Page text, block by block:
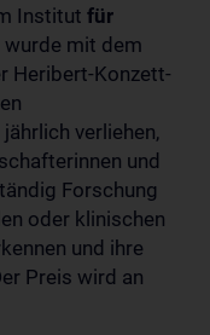
Institut für
wurde mit dem
Heribert-Konzett-
verliehen,
und
Forschung
oder klinischen
und ihre
Preis wird an